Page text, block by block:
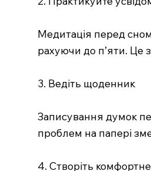
Медитація перед
рахуючи до п’яти. Це
3. Ведіть щоденник
Записування думок
проблем на папері
4. Створіть